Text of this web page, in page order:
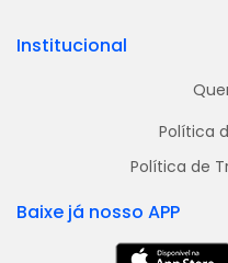
Institucional
Política
Política de
Baixe já nosso APP